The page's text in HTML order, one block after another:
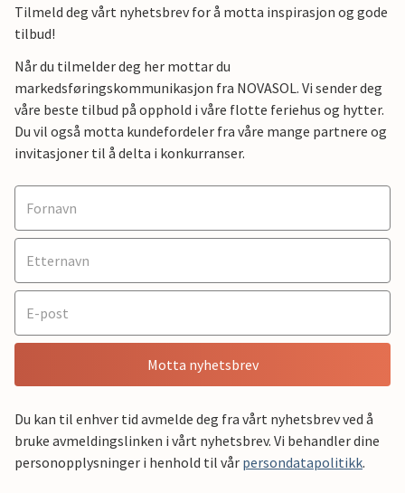
Tilmeld deg vårt nyhetsbrev for å motta inspirasjon og gode
tilbud!
Når du tilmelder deg her mottar du
markedsføringskommunikasjon fra NOVASOL. Vi sender deg
våre beste tilbud på opphold i våre flotte feriehus og hytter.
Du vil også motta kundefordeler fra våre mange partnere og
invitasjoner til å delta i konkurranser.
Motta nyhetsbrev
Du kan til enhver tid avmelde deg fra vårt nyhetsbrev ved å
bruke avmeldingslinken i vårt nyhetsbrev. Vi behandler dine
personopplysninger i henhold til vår persondatapolitikk.